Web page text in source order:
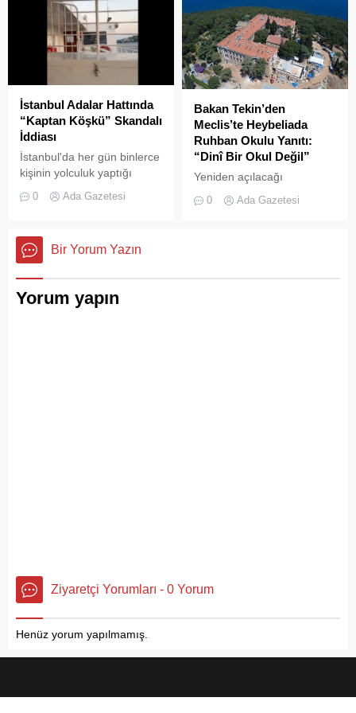
yoğun duman paniğe neden
olurken, itfaiye ekipleri
yangına hızla müdahale etti.
İstanbul Adalar Hattında
“Kaptan Köşkü” Skandalı
İddiası
İstanbul'da her gün binlerce
kişinin yolculuk yaptığı
görüntüler "bu kadarına da
0 Ada Gazetesi
Bakan Tekin’den
Meclis’te Heybeliada
Ruhban Okulu Yanıtı:
“Dinî Bir Okul Değil”
Yeniden açılacağı
kamuoyunda sıkça tartışılan
0 Ada Gazetesi
Bir Yorum Yazın
Yorum yapın
Ziyaretçi Yorumları - 0 Yorum
Henüz yorum yapılmamış.